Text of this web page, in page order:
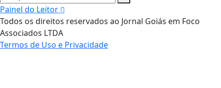
Painel do Leitor
Todos os direitos reservados ao Jornal Goiás em Foco
Associados LTDA
Termos de Uso e Privacidade
Termos de Uso e Privacidade